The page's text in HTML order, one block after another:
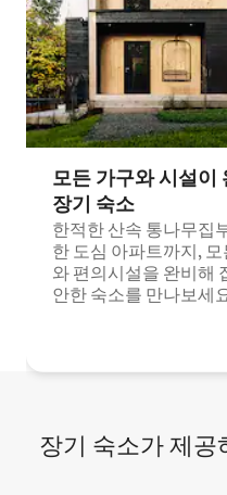
모든 가구와 시설이
장기 숙소
한적한 산속 통나무집
한 도심 아파트까지,
와 편의시설을 완비해
안한 숙소를 만나보세
장기 숙소가 제공